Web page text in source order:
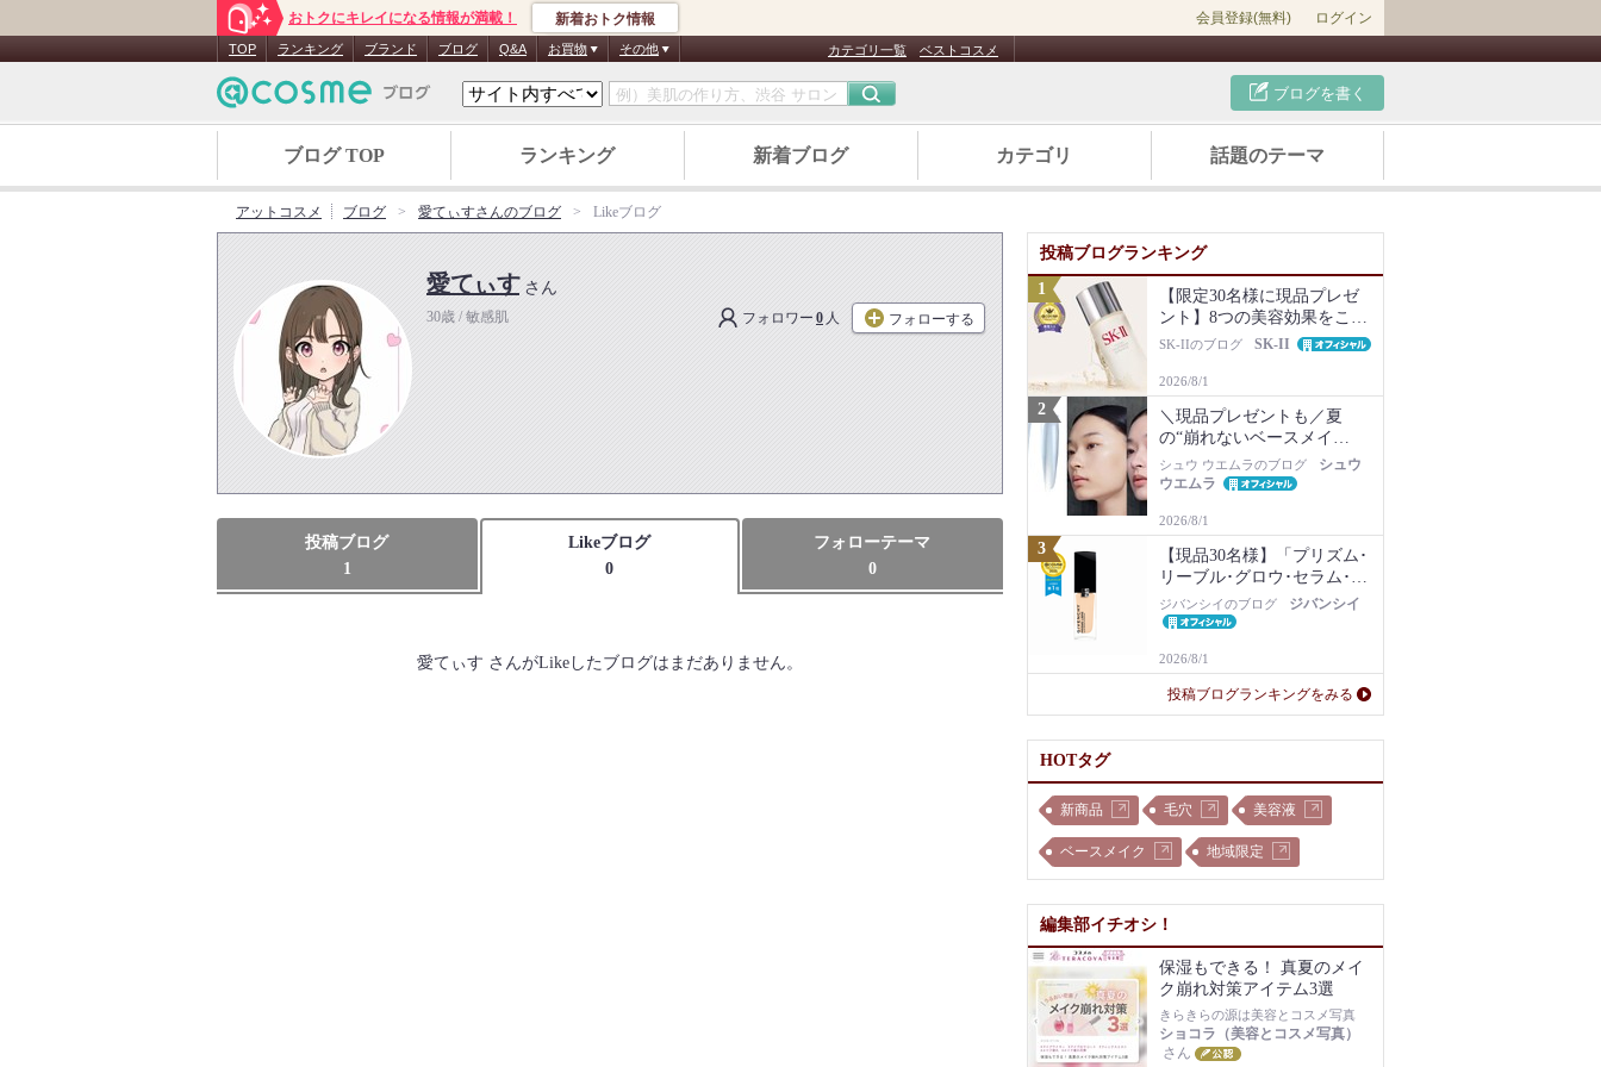
おトクにキレイになる情報が満載！ 新着おトク情報 会員登録(無料) ログイン
TOP ランキング ブランド ブログ Q&A お買物 その他 カテゴリ一覧 ベストコスメ
ブログを書く
ブログ TOP ランキング 新着ブログ カテゴリ 話題のテーマ
アットコスメ ブログ 愛てぃすさんのブログ Likeブログ
愛てぃす さん
フォロワー 0 人 フォローする
30歳 / 敏感肌
投稿ブログ
1
Likeブログ
0
フォローテーマ
0
愛てぃす さんがLikeしたブログはまだありません。
投稿ブログランキング
【限定30名様に現品プレゼ
ント】8つの美容効果をこの
1本で【新美容液キット再販
SK-IIのブログ SK-II
2026/8/1
＼現品プレゼントも／夏
の“崩れないベースメイ
ク”は名品化粧下地から！毛
穴・ベタつき・乾燥知らず
シュウ ウエムラのブログ
シュウ
ウエムラ
2026/8/1
【現品30名様】「プリズム･
リーブル･グロウ･セラム･フ
ァンデーション」1N現品を
プレゼント！
ジバンシイのブログ ジバンシイ
2026/8/1
投稿ブログランキングをみる
HOTタグ
新商品 毛穴 美容液
ベースメイク 地域限定
編集部イチオシ！
保湿もできる！ 真夏のメイ
ク崩れ対策アイテム3選
きらきらの源は美容とコスメ写真
ショコラ（美容とコスメ写真）
さん